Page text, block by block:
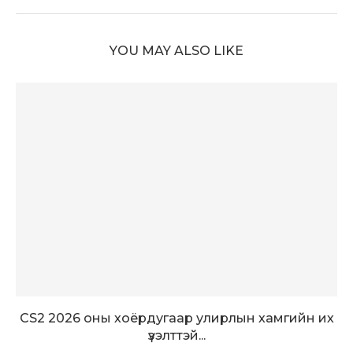
YOU MAY ALSO LIKE
CS2 2026 оны хоёрдугаар улирлын хамгийн их
үзэлттэй...